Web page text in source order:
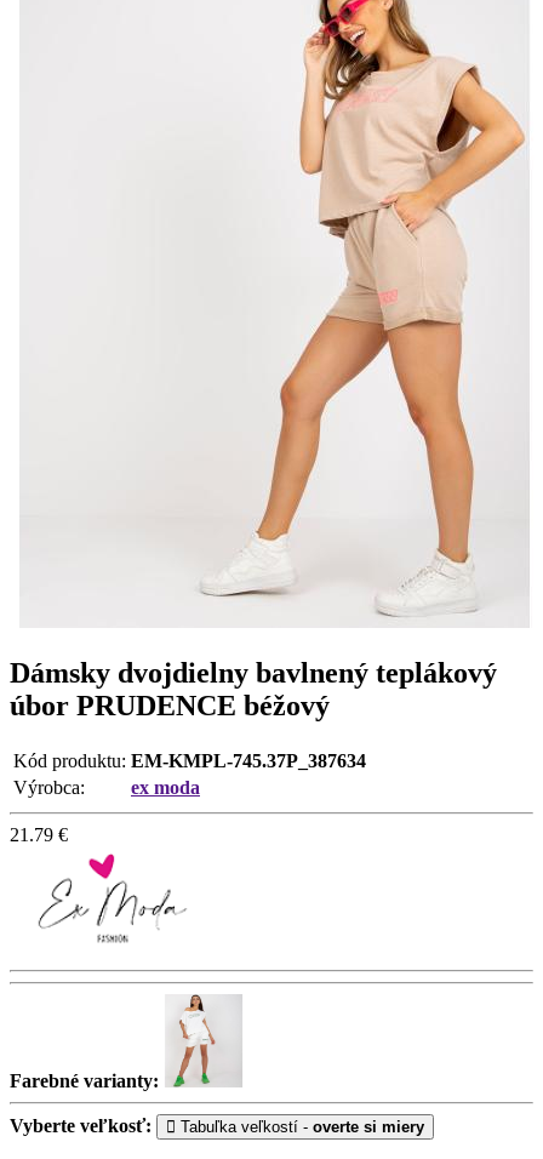
Dámsky dvojdielny bavlnený teplákový
úbor PRUDENCE béžový
Kód produktu: EM-KMPL-745.37P_387634
Výrobca:
ex moda
21.79 €
Farebné varianty:
Vyberte veľkosť: Tabuľka veľkostí - overte si miery